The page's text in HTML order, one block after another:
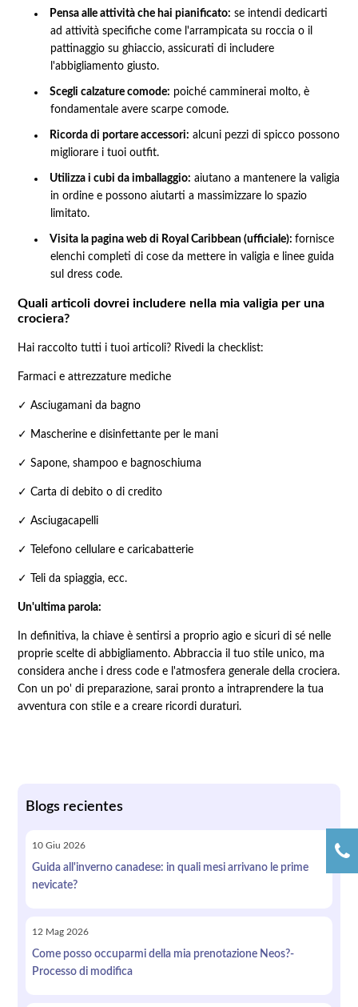
Pensa alle attività che hai pianificato: se intendi dedicarti
ad attività specifiche come l'arrampicata su roccia o il
pattinaggio su ghiaccio, assicurati di includere
l'abbigliamento giusto.
Scegli calzature comode: poiché camminerai molto, è
fondamentale avere scarpe comode.
Ricorda di portare accessori: alcuni pezzi di spicco possono
migliorare i tuoi outfit.
Utilizza i cubi da imballaggio: aiutano a mantenere la valigia
in ordine e possono aiutarti a massimizzare lo spazio
limitato.
Visita la pagina web di Royal Caribbean (ufficiale):fornisce
elenchi completi di cose da mettere in valigia e linee guida
sul dress code.
Quali articoli dovrei includere nella mia valigia per una
crociera?
Hai raccolto tutti i tuoi articoli? Rivedi la checklist:
Farmaci e attrezzature mediche
✓ Asciugamani da bagno
✓ Mascherine e disinfettante per le mani
✓ Sapone, shampoo e bagnoschiuma
✓ Carta di debito o di credito
✓ Asciugacapelli
✓ Telefono cellulare e caricabatterie
✓ Teli da spiaggia, ecc.
Un'ultima parola:
In definitiva, la chiave è sentirsi a proprio agio e sicuri di sé nelle
proprie scelte di abbigliamento. Abbraccia il tuo stile unico, ma
considera anche i dress code e l'atmosfera generale della crociera.
Con un po' di preparazione, sarai pronto a intraprendere la tua
avventura con stile e a creare ricordi duraturi.
Blogs recientes
10 Giu 2026
Guida all'inverno canadese: in quali mesi arrivano le prime
nevicate?
12 Mag 2026
Come posso occuparmi della mia prenotazione Neos?-
Processo di modifica